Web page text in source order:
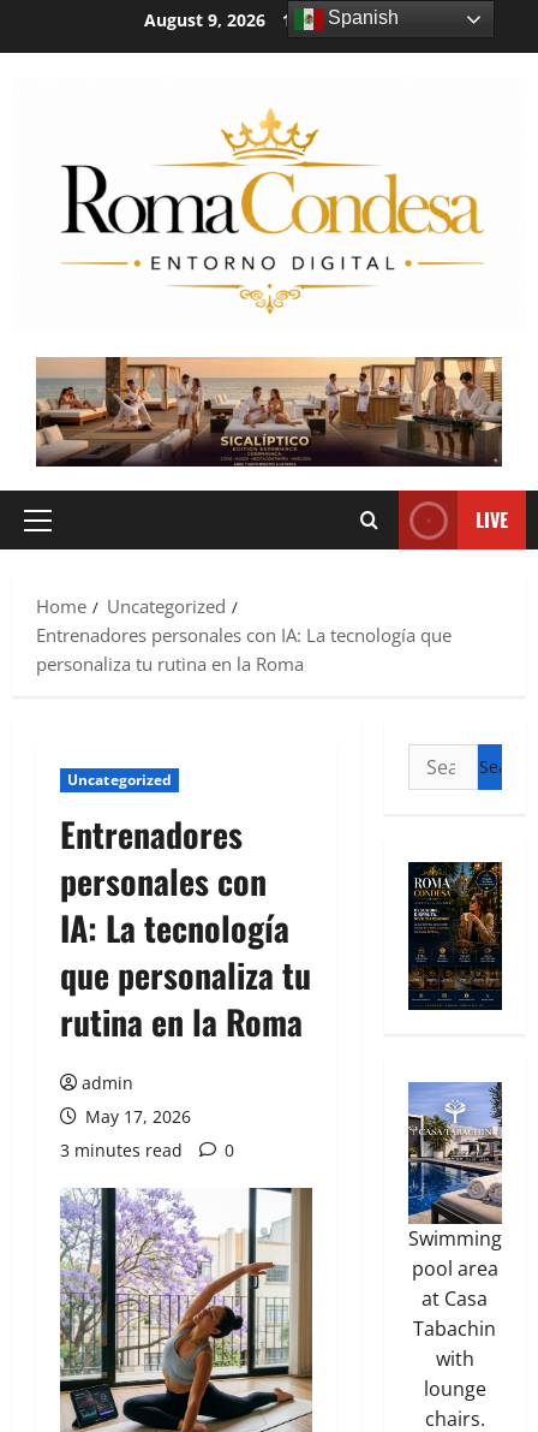
August 9, 2026 12:58:31 AM
LIVE
Home
Uncategorized
Entrenadores personales con IA: La tecnología que
personaliza tu rutina en la Roma
Uncategorized
Entrenadores
personales con
IA: La tecnología
que personaliza tu
rutina en la Roma
admin
May 17, 2026
3 minutes read
0
Swimming
pool area
at Casa
Tabachin
with
lounge
chairs.
Spanish